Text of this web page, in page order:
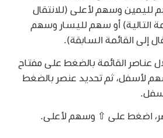
وسهم لأعلى (للانتقال
التالية) أو سهم لليسار وسهم
إلى القائمة السابقة).
عناصر القائمة بالضغط على مفتاح
لأسفل، ثم تحديد عنصر بالضغط
اضغط على ⇧ وسهم لأعلى.